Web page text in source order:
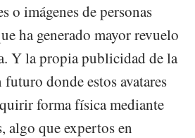
o imágenes de personas
ha generado mayor revuelo
Y la propia publicidad de la
futuro donde estos avatares
forma física mediante
algo que expertos en